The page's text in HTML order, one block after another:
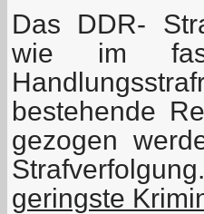
Das DDR-
wie im
bestehende
gezogen
geringste